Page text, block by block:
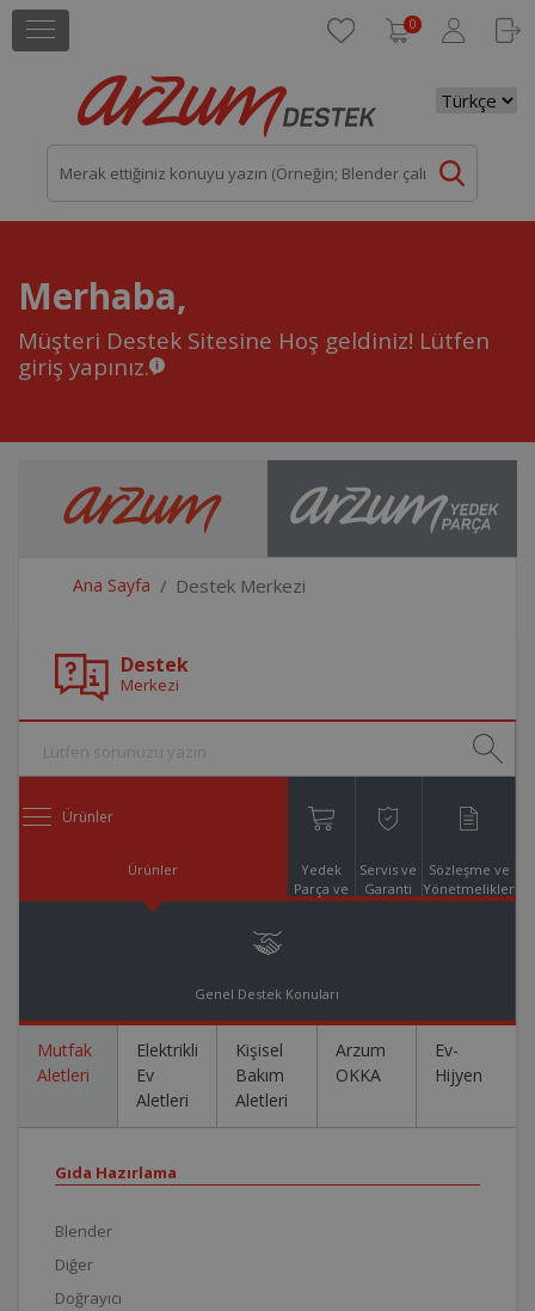
0
Merhaba,
Müşteri Destek Sitesine Hoş geldiniz! Lütfen
giriş yapınız.
Ana Sayfa Destek Merkezi
Destek
Merkezi
Ürünler
Ürünler
Yedek
Parça ve
Servis ve
Garanti
Sözleşme ve
Yönetmelikler
Genel Destek Konuları
Mutfak
Aletleri
Elektrikli
Ev
Aletleri
Kişisel
Bakım
Aletleri
Arzum
OKKA
Ev-
Hijyen
Gıda Hazırlama
Blender
Diğer
Doğrayıcı